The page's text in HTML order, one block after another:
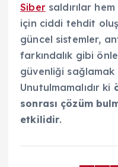
Sibersaldırılar
için ciddi tehdit
güncel sistemler,
farkındalık gibi
güvenliği
Unutulmamalıdır ki
sonrası çözüm
etkilidir.